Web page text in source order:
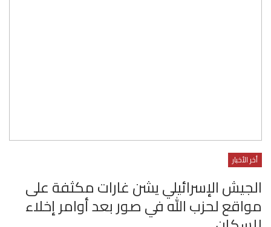
أخر الأخبار
الجيش الإسرائيلي يشن غارات مكثفة على
مواقع لحزب الله في صور بعد أوامر إخلاء